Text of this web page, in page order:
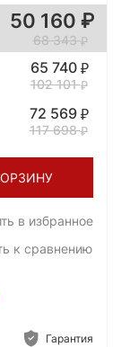
50 160
68 343
65 740
102 101
72 569
117 698
в избранное
к сравнению
Гарантия